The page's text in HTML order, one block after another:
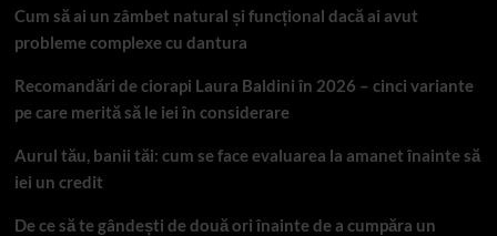
Cum să ai un zâmbet natural și funcțional dacă ai avut
probleme complexe cu dantura
Recomandări de ciorapi Laura Baldini în 2026 – cinci variante
pe care merită să le iei în considerare
Aurul tău, banii tăi: cum se face evaluarea la amanet înainte să
iei un credit
De ce să te gândești de două ori înainte de a cumpăra un